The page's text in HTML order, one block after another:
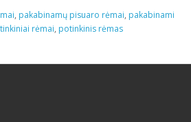
, pakabinamų pisuaro rėmai, pakabinami
rėmai, potinkinis rėmas